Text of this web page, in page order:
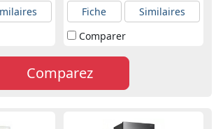
Fiche
Similaires
Comparer
Comparez